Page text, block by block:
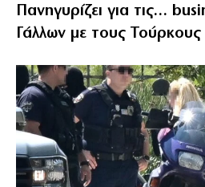
Πανηγυρίζει για τις…
Γάλλων με τους Τούρκους